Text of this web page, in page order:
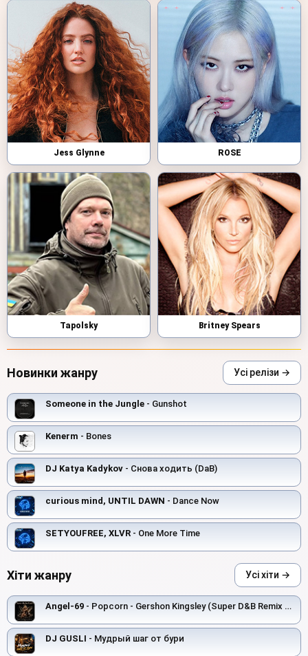
Jess Glynne ROSE
Tapolsky Britney Spears
Новинки жанру Усі релізи →
Someone in the Jungle - Gunshot
Kenerm - Bones
DJ Katya Kadykov - Снова ходить (DaB)
curious mind, UNTIL DAWN - Dance Now
SETYOUFREE, XLVR - One More Time
Хіти жанру Усі хіти →
Angel-69 - Popcorn - Gershon Kingsley (Super D&B Remix by Angel-69)
DJ GUSLI - Мудрый шаг от бури